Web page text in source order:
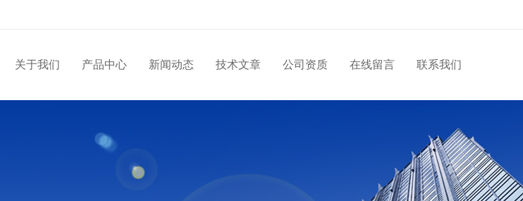
关于我们 产品中心 新闻动态 技术文章 公司资质 在线留言 联系我们